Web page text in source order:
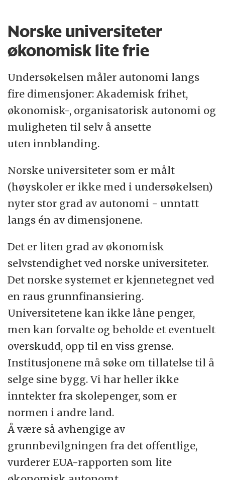
Norske universiteter
økonomisk lite frie
Undersøkelsen måler autonomi langs
fire dimensjoner: Akademisk frihet,
økonomisk-, organisatorisk autonomi og
muligheten til selv å ansette
uten innblanding.
Norske universiteter som er målt
(høyskoler er ikke med i undersøkelsen)
nyter stor grad av autonomi - unntatt
langs én av dimensjonene.
Det er liten grad av økonomisk
selvstendighet ved norske universiteter.
Det norske systemet er kjennetegnet ved
en raus grunnfinansiering.
Universitetene kan ikke låne penger,
men kan forvalte og beholde et eventuelt
overskudd, opp til en viss grense.
Institusjonene må søke om tillatelse til å
selge sine bygg. Vi har heller ikke
inntekter fra skolepenger, som er
normen i andre land.
Å være så avhengige av
grunnbevilgningen fra det offentlige,
vurderer EUA-rapporten som lite